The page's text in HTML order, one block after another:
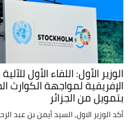
الوزير الأول: اللقاء الأول للآلية
الإفريقية لمواجهة الكوارث
بتمويل من الجزائر
أكد الوزير الاول, السيد أيمن بن عبد